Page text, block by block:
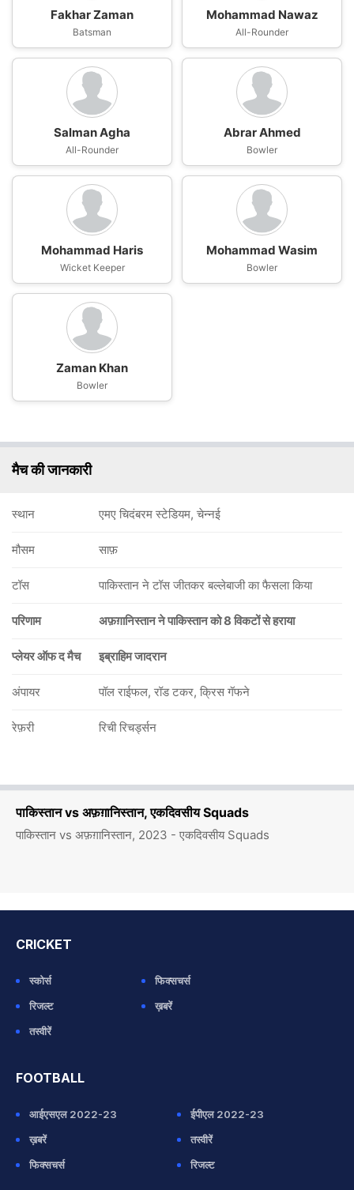
पाकिस्तान vs अफ़ग़ानिस्तान, एकदिवसीय Squads
पाकिस्तान vs अफ़ग़ानिस्तान, 2023 - एकदिवसीय Squads
Fakhar Zaman
Batsman
Mohammad Nawaz
All-Rounder
Salman Agha
All-Rounder
Abrar Ahmed
Bowler
Mohammad Haris
Wicket Keeper
Mohammad Wasim
Bowler
Zaman Khan
Bowler
मैच की जानकारी
स्थान एमए चिदंबरम स्टेडियम, चेन्नई
मौसम साफ़
टॉस पाकिस्तान ने टॉस जीतकर बल्लेबाजी का फैसला किया
परिणाम अफ़ग़ानिस्तान ने पाकिस्तान को 8 विकटों से हराया
प्लेयर ऑफ द मैच इब्राहिम जादरान
अंपायर पॉल राईफल, रॉड टकर, क्रिस गॅफने
रेफ़री रिची रिचर्ड्सन
CRICKET
स्कोर्स
फिक्सचर्स
रिजल्ट
ख़बरें
तस्वीरें
FOOTBALL
आईएसएल 2022-23
ईपीएल 2022-23
ख़बरें
तस्वीरें
फिक्सचर्स
रिजल्ट